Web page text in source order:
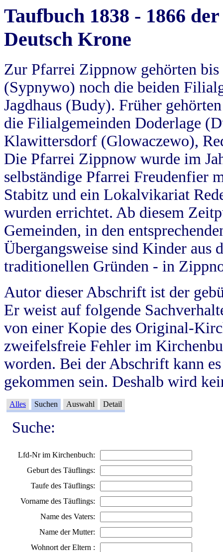
Taufbuch 1838 - 1866
Deutsch Krone
Zur Pfarrei Zippnow gehörten
(Sypnywo) noch die beiden
Jagdhaus (Budy). Früher
die Filialgemeinden Doderlage
Klawittersdorf (Glowaczewo),
Die Pfarrei Zippnow wurde im
selbständige Pfarrei Freudenfier
Stabitz und ein Lokalvikariat
wurden errichtet. Ab diesem
Gemeinden, in den
Übergangsweise sind Kinder aus
traditionellen Gründen - in
Autor dieser Abschrift ist der
Er weist auf folgende
von einer Kopie des Original-
zweifelsfreie Fehler im
worden. Bei der Abschrift kann
gekommen sein. Deshalb wird
Alles Suchen Auswahl Detail
Suche:
Lfd-Nr im Kirchenbuch:
Geburt des Täuflings:
Taufe des Täuflings:
Vorname des Täuflings:
Name des Vaters:
Name der Mutter:
Wohnort der Eltern :